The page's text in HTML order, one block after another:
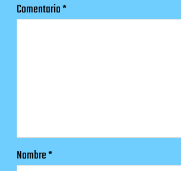
Comentario*
Nombre*